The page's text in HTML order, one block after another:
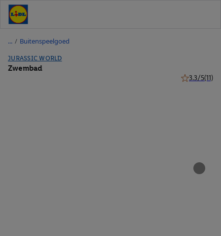
/ Buitenspeelgoed
JURASSIC WORLD
Zwembad
3.3/5(11)